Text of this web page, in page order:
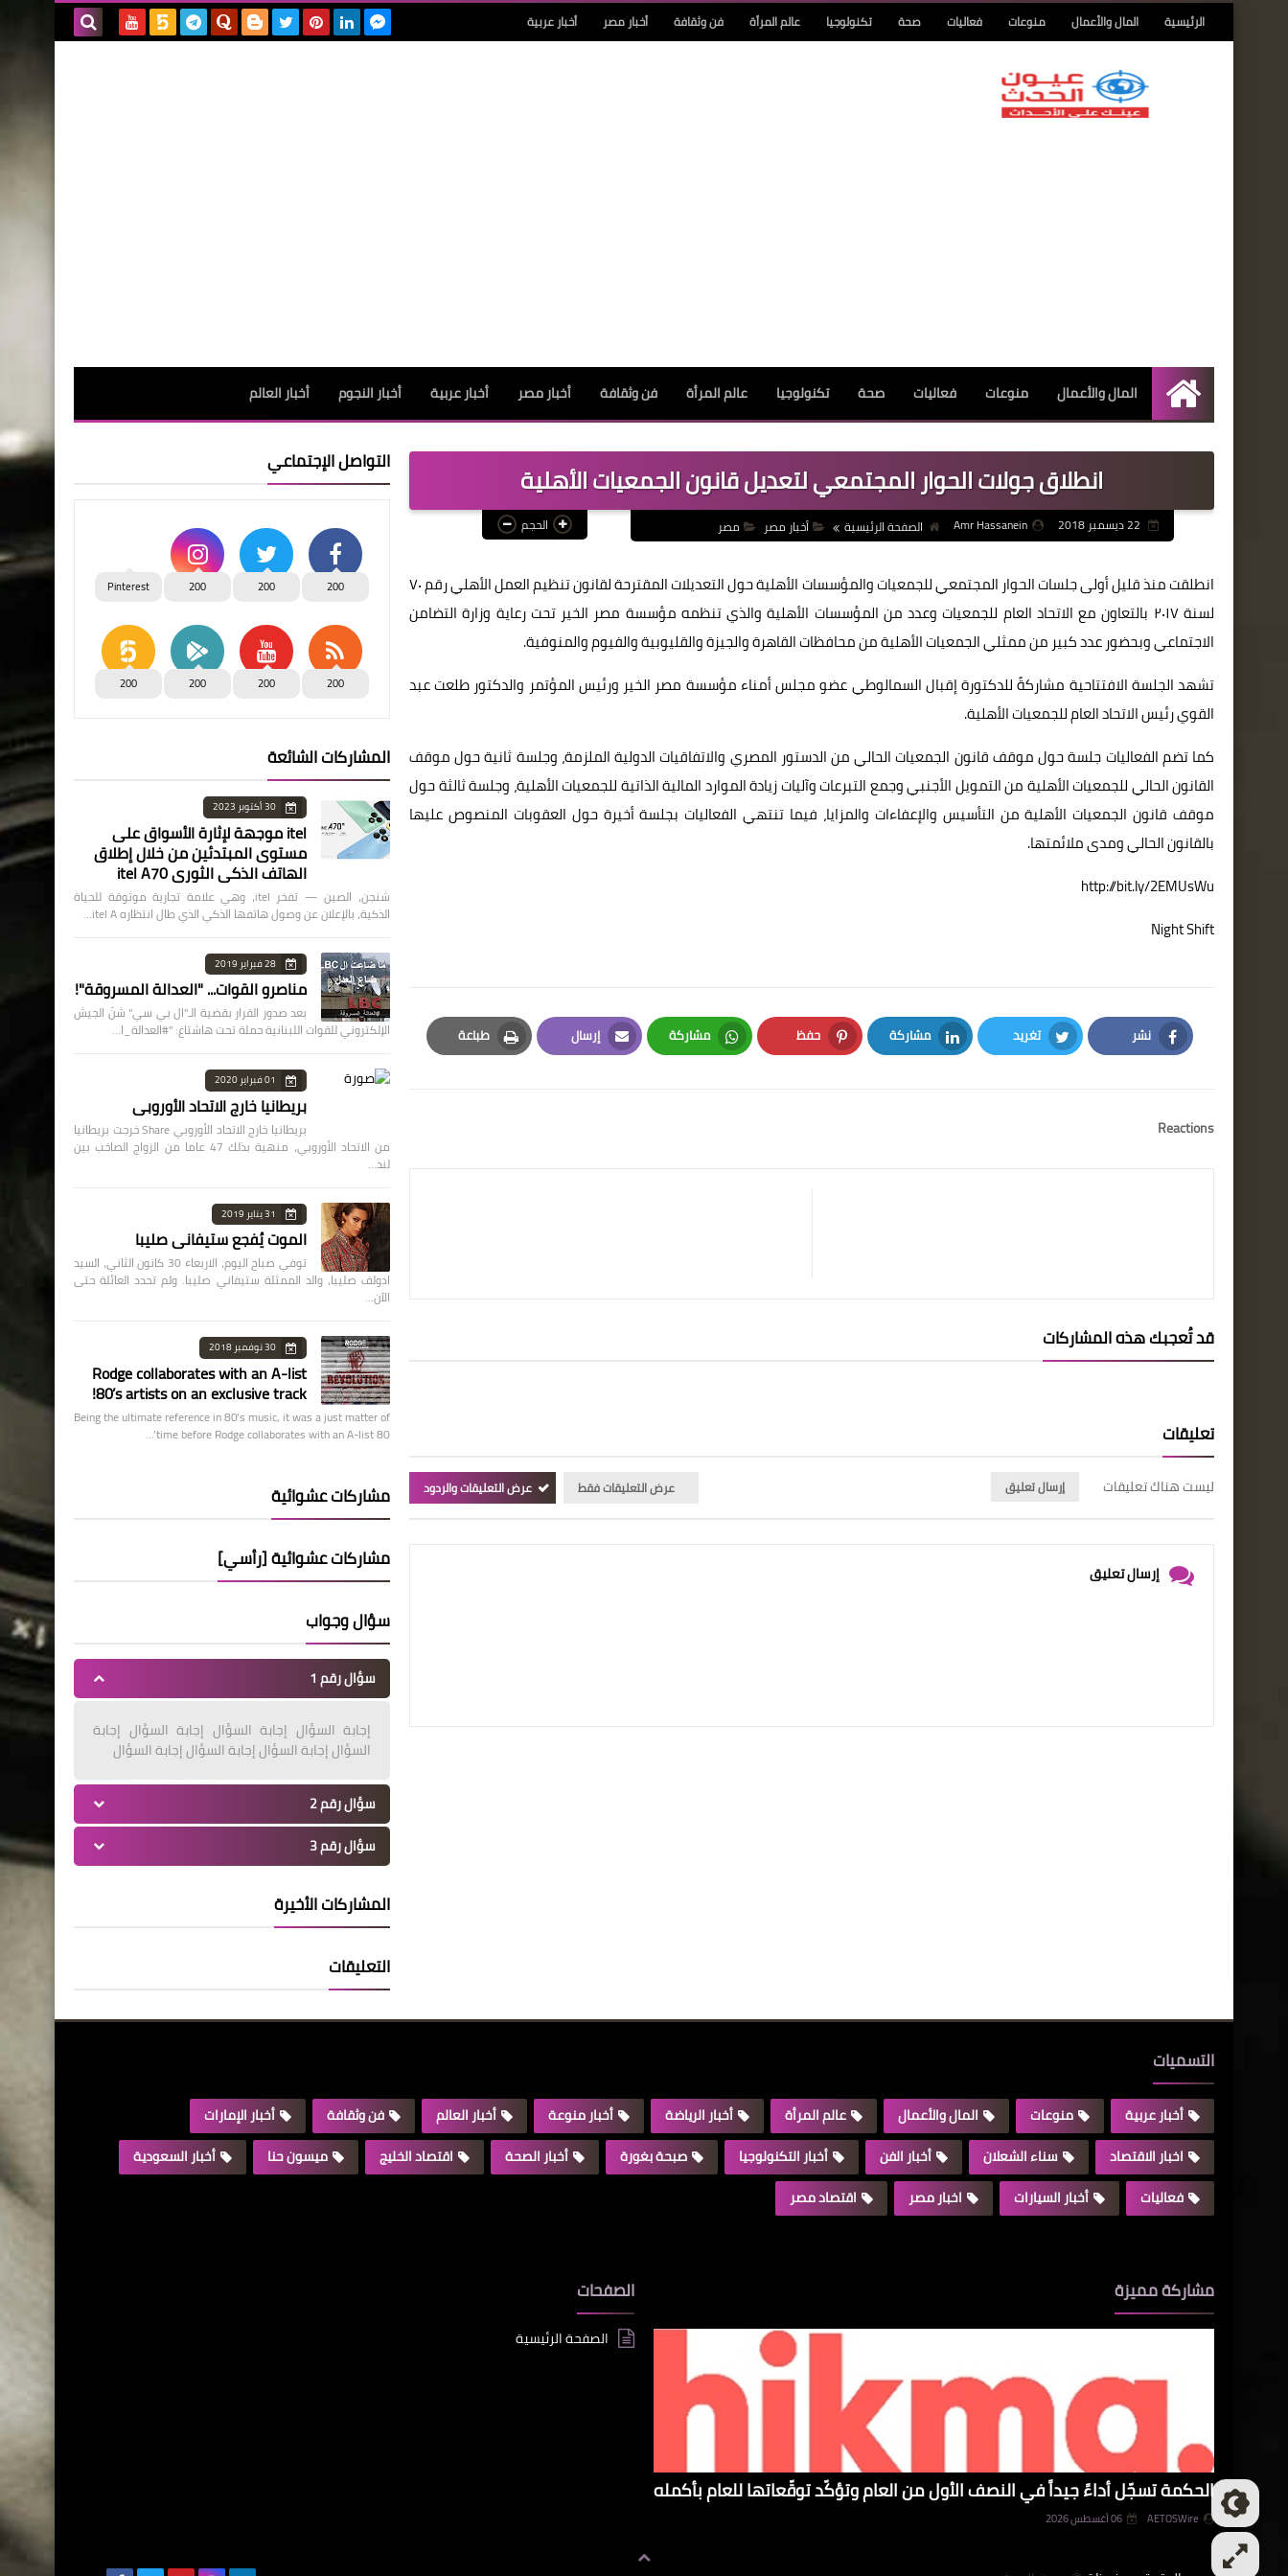
الرئيسية المال والأعمال منوعات فعاليات صحة تكنولوجيا عالم المرأة فن وثقافة أخبار مصر أخبار عربية
الرئيسية
المال والأعمال منوعات فعاليات صحة تكنولوجيا عالم المرأة فن وثقافة أخبار مصر أخبار عربية أخبار النجوم أخبار العالم
انطلاق جولات الحوار المجتمعي لتعديل قانون الجمعيات الأهلية
Amr Hassanein الصفحة الرئيسية أخبار مصر مصر الحجم
انطلقت منذ قليل أولى جلسات الحوار المجتمعي للجمعيات والمؤسسات الأهلية حول التعديلات المقترحة لقانون تنظيم العمل الأهلي رقم ٧٠
لسنة ٢٠١٧ بالتعاون مع الاتحاد العام للجمعيات وعدد من المؤسسات الأهلية والذي تنظمه مؤسسة مصر الخير تحت رعاية وزارة التضامن
الاجتماعي وبحضور عدد كبير من ممثلي الجمعيات الأهلية من محافظات القاهرة والجيزة والقليوبية والفيوم والمنوفية.
تشهد الجلسة الافتتاحية مشاركةً للدكتورة إقبال السمالوطي عضو مجلس أمناء مؤسسة مصر الخير ورئيس المؤتمر والدكتور طلعت عبد
القوي رئيس الاتحاد العام للجمعيات الأهلية.
كما تضم الفعاليات جلسة حول موقف قانون الجمعيات الحالي من الدستور المصري والاتفاقيات الدولية الملزمة، وجلسة ثانية حول موقف
القانون الحالي للجمعيات الأهلية من التمويل الأجنبي وجمع التبرعات وآليات زيادة الموارد المالية الذاتية للجمعيات الأهلية، وجلسة ثالثة حول
موقف قانون الجمعيات الأهلية من التأسيس والإعفاءات والمزايا، فيما تنتهي الفعاليات بجلسة أخيرة حول العقوبات المنصوص عليها
بالقانون الحالي ومدى ملائمتها.
http://bit.ly/2EMUsWu
Night Shift
نشر
Facebook
تغريد
Twitter
مشاركة
LinkedIn
حفظ
Pinterest
مشاركة
Whatsapp
إرسال
Email
طباعة
Print
Reactions
قد تُعجبك هذه المشاركات
تعليقات
ليست هناك تعليقات إرسال تعليق عرض التعليقات فقط عرض التعليقات والردود
إرسال تعليق
التواصل الإجتماعي
200
200
200
Pinterest
200
200
200
200
المشاركات الشائعة
30 أكتوبر 2023
itel موجهة لإثارة الأسواق على
مستوى المبتدئين من خلال إطلاق
الهاتف الذكي الثوري itel A70
شنجن، الصين — تفخر itel، وهي علامة تجارية موثوقة للحياة
الذكية، بالإعلان عن وصول هاتفها الذكي الذي طال انتظاره itel A…
28 فبراير 2019
مناصرو القوات... "العدالة المسروقة"!
بعد صدور القرار بقضية الـ"ال بي سي" شنّ الجيش
الإلكتروني للقوات اللبنانية حملة تحت هاشتاغ: "#العدالة_ا…
01 فبراير 2020
بريطانيا خارج الاتحاد الأوروبي
بريطانيا خارج الاتحاد الأوروبي Share خرجت بريطانيا
من الاتحاد الأوروبي، منهية بذلك 47 عاما من الزواج الصاخب بين
لند…
31 يناير 2019
الموت يُفجع ستيفاني صليبا
توفي صباح اليوم، الاربعاء 30 كانون الثاني، السيد
ادولف صليبا، والد الممثلة ستيفاني صليبا. ولم تحدد العائلة حتى
الآن…
30 نوفمبر 2018
Rodge collaborates with an A-list
80’s artists on an exclusive track!
Being the ultimate reference in 80’s music, it was a just matter of
time before Rodge collaborates with an A-list 80’…
مشاركات عشوائية
مشاركات عشوائية [رأسي]
سؤال وجواب
سؤال رقم 1
إجابة السؤال إجابة السؤال إجابة السؤال إجابة
السؤال إجابة السؤال إجابة السؤال إجابة السؤال
سؤال رقم 2
سؤال رقم 3
المشاركات الأخيرة
التعليقات
التسميات
أخبار عربية منوعات المال والأعمال عالم المرأة أخبار الرياضة أخبار منوعة أخبار العالم فن وثقافة
أخبار الإمارات
اخبار الاقتصاد
سناء الشعلان أخبار الفن أخبار التكنولوجيا صبحة بغورة أخبار الصحة اقتصاد الخليج ميسون حنا
أخبار السعودية
فعاليات
أخبار السيارات اخبار مصر اقتصاد مصر
مشاركة مميزة
الحكمة تسجّل أداءً جيداً في النصف الأول من العام وتؤكّد توقّعاتها للعام بأكمله
AETOSWire 06 أغسطس 2026
الصفحات
الصفحة الرئيسية